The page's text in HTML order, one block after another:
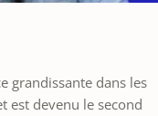
grandissante dans les
est devenu le second